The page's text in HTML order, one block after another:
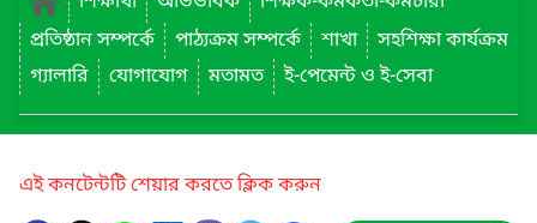
প্রতিষ্ঠান সম্পর্কে
পাঠ্যক্রম সম্পর্কে শাখা
সহশিক্ষা কার্যক্রম
গ্যালারি
যোগাযোগ মতামত ই-পেমেন্ট ও ই-সেবা
এই কনটেন্টটি শেয়ার করতে ক্লিক করুন